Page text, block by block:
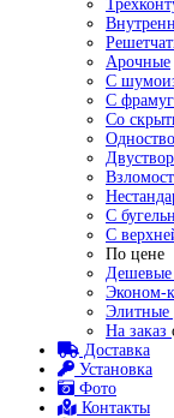
Арочные
С
С
Со
С
С
По цене
Дешевые
Эконом-
Элитные
На заказ
Доставка
Установка
Фото
Контакты